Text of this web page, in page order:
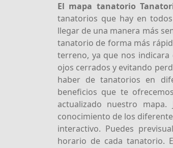
El mapa tanatorio
tanatorios que hay en
llegar de una manera más
tanatorio de forma más
terreno, ya que nos
ojos cerrados y evitando
haber de tanatorios en
beneficios que te
actualizado nuestro
conocimiento de los
interactivo. Puedes
horario de cada tanatorio.